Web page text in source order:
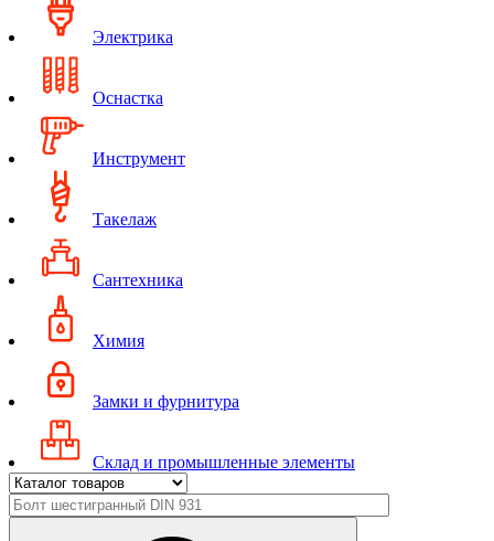
Электрика
Оснастка
Инструмент
Такелаж
Сантехника
Химия
Замки и фурнитура
Склад и промышленные элементы